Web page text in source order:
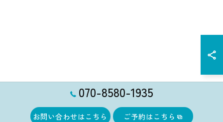
070-8580-1935
お問い合わせはこちら ご予約はこちら